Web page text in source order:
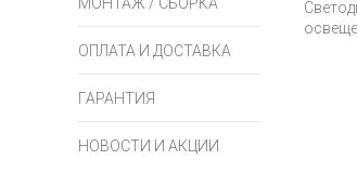
ОПЛАТА И ДОСТАВКА
ГАРАНТИЯ
НОВОСТИ И АКЦИИ